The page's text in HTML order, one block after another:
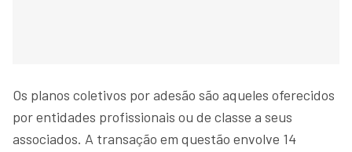
Os planos coletivos por adesão são aqueles oferecidos
por entidades profissionais ou de classe a seus
associados. A transação em questão envolve 14